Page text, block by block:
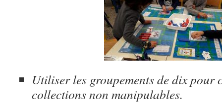
Utiliser les groupements de dix pour
collections non manipulables.